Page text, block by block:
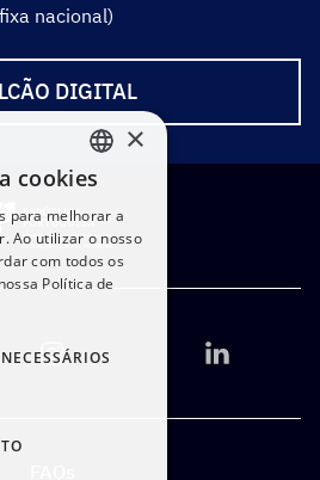
nacional)
DIGITAL
PORTUGUESE
ENGLISH
×
cookies
para melhorar a
Ao utilizar o nosso
com todos os
Política de